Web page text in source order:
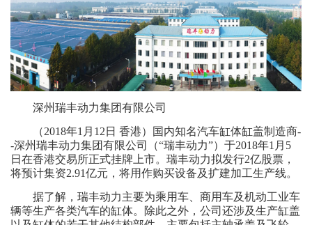
深州瑞丰动力集团有限公司
（2018年1月12日 香港）国内知名汽车缸体缸盖制造商-
-深州瑞丰动力集团有限公司（“瑞丰动力”）于2018年1月5
日在香港交易所正式挂牌上市。瑞丰动力拟发行2亿股票，
将预计集资2.91亿元，将用作购买设备及扩建加工生产线。
据了解，瑞丰动力主要为乘用车、商用车及机动工业车
辆等生产各类汽车的缸体。除此之外，公司还涉及生产缸盖